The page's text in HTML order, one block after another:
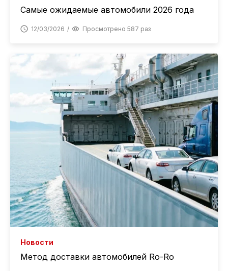
Самые ожидаемые автомобили 2026 года
12/03/2026 Просмотрено 587 раз
Новости
Метод доставки автомобилей Ro-Ro